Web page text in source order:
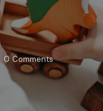
0 Comments